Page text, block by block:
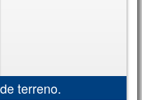
terreno.